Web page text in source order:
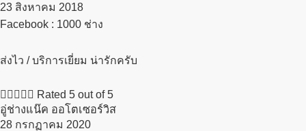
23 สิงหาคม 2018​
Facebook : 1000 ช่าง
ส่งไว / บริการเยี่ยม น่ารักครับ
     Rated 5 out of 5
อู่ช่างแน๊ค ออโตเซอร์วิส
28 กรกฏาคม 2020​